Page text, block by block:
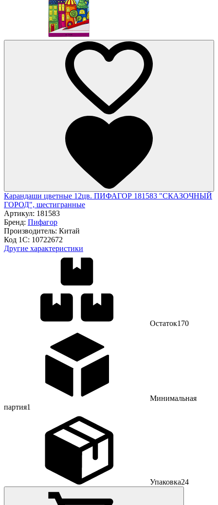
Карандаши цветные 12цв. ПИФАГОР 181583 "СКАЗОЧНЫЙ
ГОРОД", шестигранные
Артикул: 181583
Бренд: Пифагор
Производитель: Китай
Код 1С: 10722672
Другие характеристики
Остаток170
Минимальная
партия1
Упаковка24